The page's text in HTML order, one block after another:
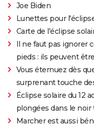
Joe Biden
Lunettes pour
Carte de l'éclipse
Il ne faut pas ignorer
pieds : ils peuvent
Vous éternuez dès
surprenant touche
Éclipse solaire du 12
plongées dans le noir
Marcher est aussi